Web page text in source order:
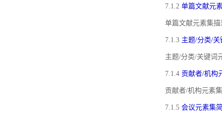
7.1.2 单篇文献元
单篇文献元素集
7.1.3 主题/分类/
主题/分类/关键词
7.1.4 贡献者/机构
贡献者/机构元素
7.1.5 会议元素集